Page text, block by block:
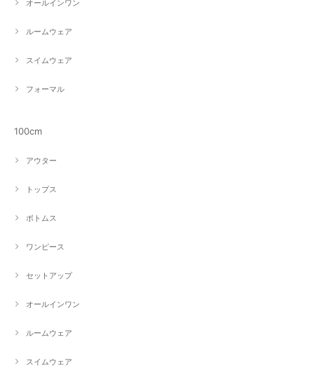
オールインワン
ルームウェア
スイムウェア
フォーマル
100cm
アウター
トップス
ボトムス
ワンピース
セットアップ
オールインワン
ルームウェア
スイムウェア